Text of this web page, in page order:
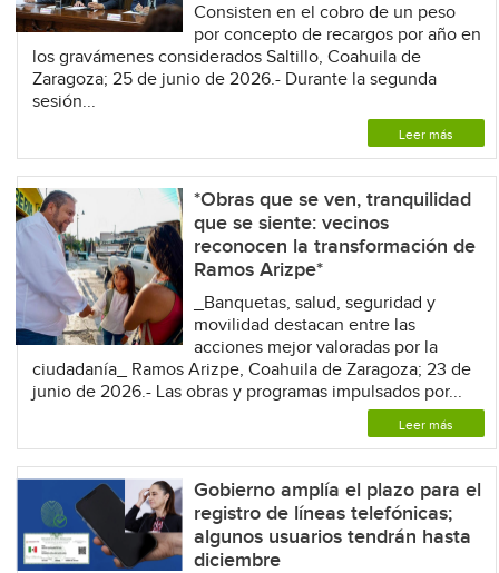
Consisten en el cobro de un peso
por concepto de recargos por año en
los gravámenes considerados Saltillo, Coahuila de
Zaragoza; 25 de junio de 2026.- Durante la segunda
sesión...
Leer más
*Obras que se ven, tranquilidad
que se siente: vecinos
reconocen la transformación de
Ramos Arizpe*
_Banquetas, salud, seguridad y
movilidad destacan entre las
acciones mejor valoradas por la
ciudadanía_ Ramos Arizpe, Coahuila de Zaragoza; 23 de
junio de 2026.- Las obras y programas impulsados por...
Leer más
Gobierno amplía el plazo para el
registro de líneas telefónicas;
algunos usuarios tendrán hasta
diciembre